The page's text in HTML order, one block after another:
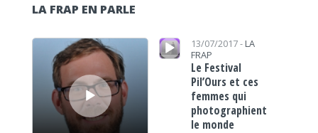
LA FRAP EN PARLE
Lecteur audio
Lecteur audio 13/07/2017 - LA
FRAP
Le Festival
Pil’Ours et ces
femmes qui
photographient
le monde